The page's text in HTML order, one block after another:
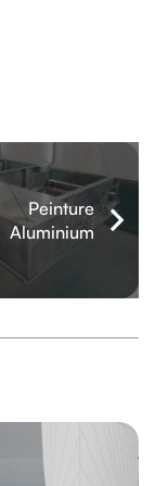
Peinture
Aluminium